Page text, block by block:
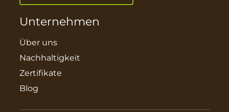
Unternehmen
Über uns
Nachhaltigkeit
Zertifikate
Blog